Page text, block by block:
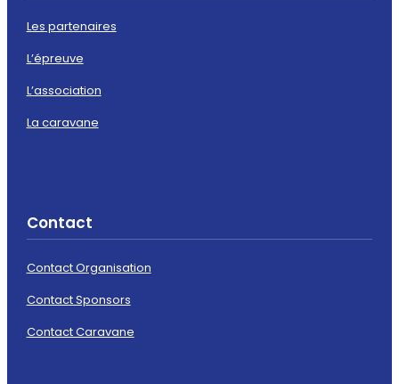
Les partenaires
L’épreuve
L’association
La caravane
Contact
Contact Organisation
Contact Sponsors
Contact Caravane